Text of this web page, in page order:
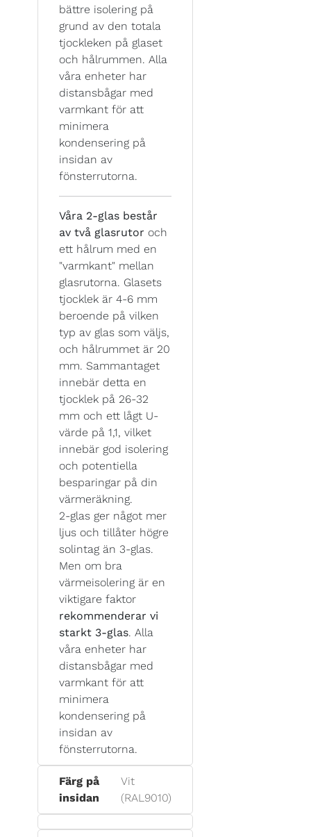
bättre isolering på
grund av den totala
tjockleken på glaset
och hålrummen. Alla
våra enheter har
distansbågar med
varmkant för att
minimera
kondensering på
insidan av
fönsterrutorna.
Våra 2-glas består
av två glasrutor och
ett hålrum med en
"varmkant" mellan
glasrutorna. Glasets
tjocklek är 4-6 mm
beroende på vilken
typ av glas som väljs,
och hålrummet är 20
mm. Sammantaget
innebär detta en
tjocklek på 26-32
mm och ett lågt U-
värde på 1,1, vilket
innebär god isolering
och potentiella
besparingar på din
värmeräkning.
2-glas ger något mer
ljus och tillåter högre
solintag än 3-glas.
Men om bra
värmeisolering är en
viktigare faktor
rekommenderar vi
starkt 3-glas. Alla
våra enheter har
distansbågar med
varmkant för att
minimera
kondensering på
insidan av
fönsterrutorna.
Färg på
insidan
Vit
(RAL9010)